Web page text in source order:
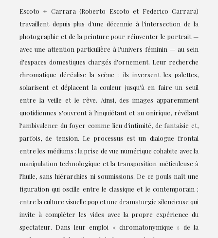
Escoto + Carrara (Roberto Escoto et Federico Carrara)
travaillent depuis plus d'une décennie à l'intersection de la
photographie et de la peinture pour réinventer le portrait —
avec une attention particulière à l'univers féminin — au sein
d'espaces domestiques chargés d'ornement. Leur recherche
chromatique déréalise la scène : ils inversent les palettes,
solarisent et déplacent la couleur jusqu'à en faire un seuil
entre la veille et le rêve. Ainsi, des images apparemment
quotidiennes s'ouvrent à l'inquiétant et au onirique, révélant
l'ambivalence du foyer comme lieu d'intimité, de fantaisie et,
parfois, de tension. Le processus est un dialogue frontal
entre les médiums : la prise de vue numérique cohabite avec la
manipulation technologique et la transposition méticuleuse à
l'huile, sans hiérarchies ni soumissions. De ce pouls naît une
figuration qui oscille entre le classique et le contemporain ;
entre la culture visuelle pop et une dramaturgie silencieuse qui
invite à compléter les vides avec la propre expérience du
spectateur. Dans leur emploi « chromatonymique » de la